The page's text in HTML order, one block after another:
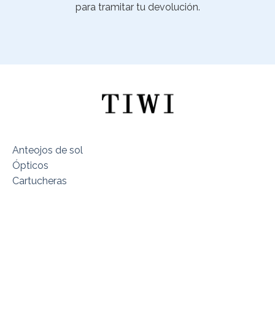
para tramitar tu devolución.
Anteojos de sol
Ópticos
Cartucheras